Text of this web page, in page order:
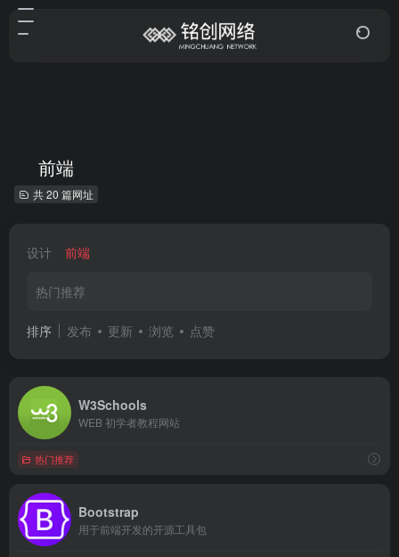
前端
共 20 篇网址
设计 前端
热门推荐
排序 发布 更新 浏览 点赞
W3Schools
WEB 初学者教程网站
热门推荐
Bootstrap
用于前端开发的开源工具包